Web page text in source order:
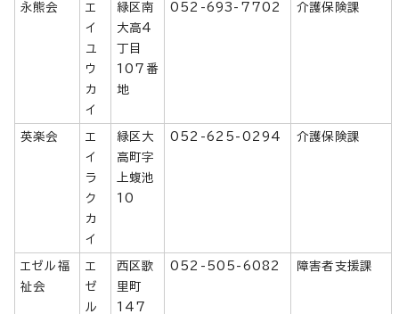
永熊会
エ
イ
ユ
ウ
カ
イ
緑区南
大高4
丁目
107番
地
052-693-7702 介護保険課
英楽会
エ
イ
ラ
ク
カ
イ
緑区大
高町字
上蝮池
10
052-625-0294 介護保険課
エゼル福
祉会
エ
ゼ
ル
西区歌
里町
147
052-505-6082 障害者支援課